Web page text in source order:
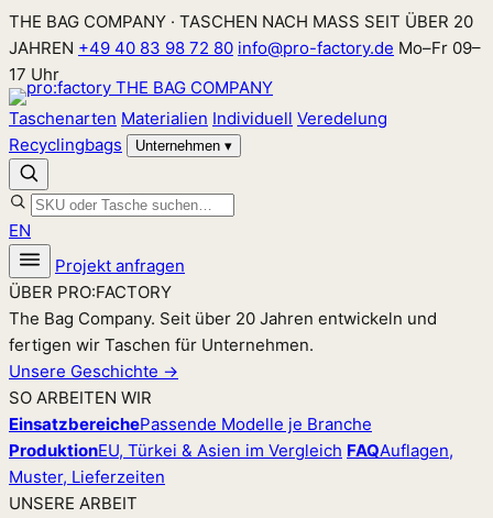
Zum
Inhalt
springen
THE BAG COMPANY · TASCHEN NACH MASS SEIT ÜBER 20
JAHREN +49 40 83 98 72 80 info@pro-factory.de Mo–Fr 09–
17 Uhr
Taschenarten Materialien Individuell Veredelung
Recyclingbags
Unternehmen ▾
EN
Projekt anfragen
ÜBER PRO:FACTORY
The Bag Company. Seit über 20 Jahren entwickeln und
fertigen wir Taschen für Unternehmen.
Unsere Geschichte →
SO ARBEITEN WIR
EinsatzbereichePassende Modelle je Branche
ProduktionEU, Türkei & Asien im Vergleich FAQAuflagen,
Muster, Lieferzeiten
UNSERE ARBEIT